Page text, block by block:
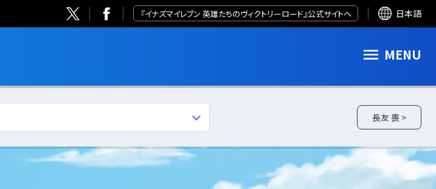
『イナズマイレブン 英雄たちのヴィクトリーロード』公式サイトへ 日本語
MENU
長友 喪 >